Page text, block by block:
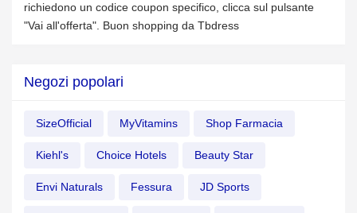
richiedono un codice coupon specifico, clicca sul pulsante
"Vai all'offerta". Buon shopping da Tbdress
Negozi popolari
SizeOfficial MyVitamins Shop Farmacia
Kiehl's Choice Hotels Beauty Star
Envi Naturals Fessura JD Sports